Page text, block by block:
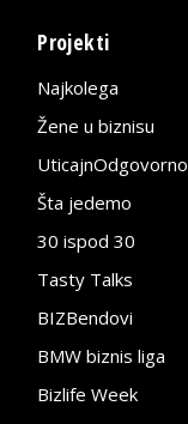
Projekti
Najkolega
Žene u biznisu
UticajnOdgovorno
Šta jedemo
30 ispod 30
Tasty Talks
BIZBendovi
BMW biznis liga
Bizlife Week